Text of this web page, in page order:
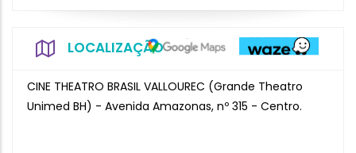
LOCALIZAÇÃO
CINE THEATRO BRASIL VALLOUREC (Grande Theatro
Unimed BH) - Avenida Amazonas, nº 315 - Centro.